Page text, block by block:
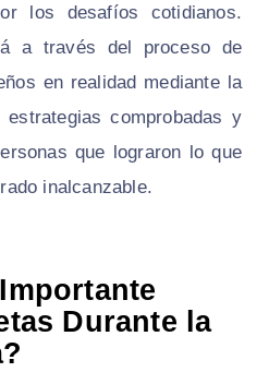
los desafíos cotidianos.
a través del proceso de
en realidad mediante la
comprobadas y
que lograron lo que
inalcanzable.
Durante la